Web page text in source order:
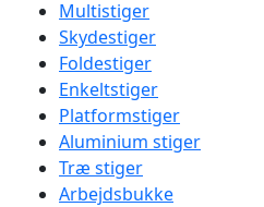
Multistiger
Skydestiger
Foldestiger
Enkeltstiger
Platformstiger
Aluminium stiger
Træ stiger
Arbejdsbukke